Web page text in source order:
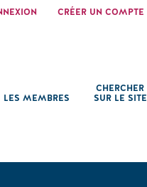
CRÉER UN COMPTE
LES MEMBRES
CHERCHER
SUR LE SITE